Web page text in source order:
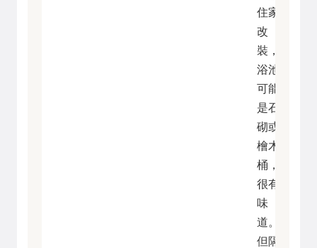
住家
改
裝，
浴池
可能
是石
砌或
檜木
桶，
很有
味
道。
但隔